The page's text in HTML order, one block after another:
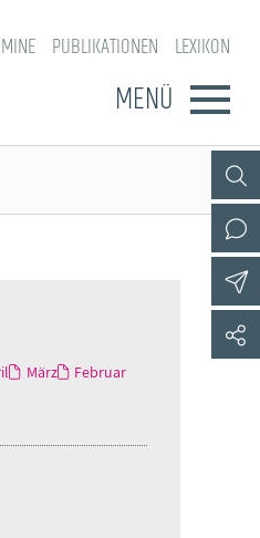
PUBLIKATIONEN LEXIKON
MENÜ
März
Februar